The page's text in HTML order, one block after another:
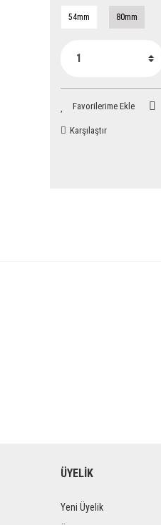
54mm 80mm
Karşılaştır
ÜYELİK
Yeni Üyelik